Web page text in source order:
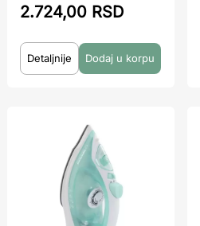
2.724,00 RSD
Detaljnije